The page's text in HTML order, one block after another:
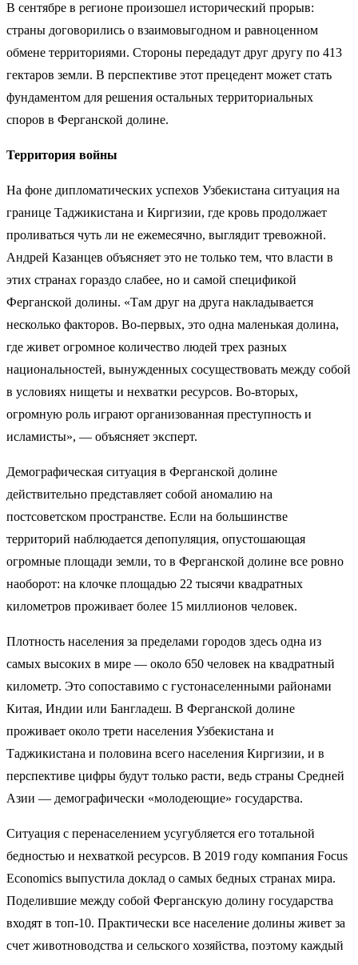
В сентябре в регионе произошел исторический прорыв:
страны договорились о взаимовыгодном и равноценном
обмене территориями. Стороны передадут друг другу по 413
гектаров земли. В перспективе этот прецедент может стать
фундаментом для решения остальных территориальных
споров в Ферганской долине.
Территория войны
На фоне дипломатических успехов Узбекистана ситуация на
границе Таджикистана и Киргизии, где кровь продолжает
проливаться чуть ли не ежемесячно, выглядит тревожной.
Андрей Казанцев объясняет это не только тем, что власти в
этих странах гораздо слабее, но и самой спецификой
Ферганской долины. «Там друг на друга накладывается
несколько факторов. Во-первых, это одна маленькая долина,
где живет огромное количество людей трех разных
национальностей, вынужденных сосуществовать между собой
в условиях нищеты и нехватки ресурсов. Во-вторых,
огромную роль играют организованная преступность и
исламисты», — объясняет эксперт.
Демографическая ситуация в Ферганской долине
действительно представляет собой аномалию на
постсоветском пространстве. Если на большинстве
территорий наблюдается депопуляция, опустошающая
огромные площади земли, то в Ферганской долине все ровно
наоборот: на клочке площадью 22 тысячи квадратных
километров проживает более 15 миллионов человек.
Плотность населения за пределами городов здесь одна из
самых высоких в мире — около 650 человек на квадратный
километр. Это сопоставимо с густонаселенными районами
Китая, Индии или Бангладеш. В Ферганской долине
проживает около трети населения Узбекистана и
Таджикистана и половина всего населения Киргизии, и в
перспективе цифры будут только расти, ведь страны Средней
Азии — демографически «молодеющие» государства.
Ситуация с перенаселением усугубляется его тотальной
бедностью и нехваткой ресурсов. В 2019 году компания Focus
Economics выпустила доклад о самых бедных странах мира.
Поделившие между собой Ферганскую долину государства
входят в топ-10. Практически все население долины живет за
счет животноводства и сельского хозяйства, поэтому каждый